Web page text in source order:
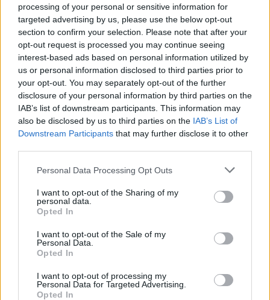
processing of your personal or sensitive information for
targeted advertising by us, please use the below opt-out
section to confirm your selection. Please note that after your
opt-out request is processed you may continue seeing
interest-based ads based on personal information utilized by
us or personal information disclosed to third parties prior to
your opt-out. You may separately opt-out of the further
disclosure of your personal information by third parties on the
IAB’s list of downstream participants. This information may
also be disclosed by us to third parties on the IAB’s List of
Downstream Participants that may further disclose it to other
Personal Data Processing Opt Outs
I want to opt-out of the Sharing of my
personal data.
Opted In
I want to opt-out of the Sale of my
Personal Data.
Opted In
I want to opt-out of processing my
Personal Data for Targeted Advertising.
Opted In
Podróże
27 października 2025, 13:17
Polacy przekonują się do
Halloween? Te dane mogą być
zapowiedzią nowego trendu